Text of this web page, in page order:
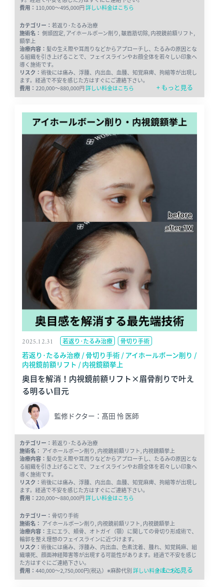
費用： 110,000～495,000円詳しい料金はこちら
カテゴリー： 若返り･たるみ治療
施術名： 側頭固定, アイホールボーン削り, 皺眉筋切除, 内視鏡前額リフト,
額挙上
治療内容： 髪の生え際や耳周りなどからアプローチし、たるみの原因とな
る組織を引き上げることで、フェイスラインやお顔全体を若々しい印象へ
導く施術です。
リスク： 術後には痛み、浮腫、内出血、血腫、知覚麻痺、拘縮等が出現し
ます。経過で不安を感じた方はすぐにご連絡下さい。
費用： 220,000～880,000円詳しい料金はこちら + もっと見る
2025.12.31 若返り･たるみ治療 骨切り手術
若返り･たるみ治療 / 骨切り手術 / アイホールボーン削り /
内視鏡前額リフト / 内視鏡額挙上
奥目を解消！内視鏡前額リフト×眉骨削りで叶え
る明るい目元
監修ドクター：髙田 怜 医師
カテゴリー： 若返り･たるみ治療
施術名： アイホールボーン削り, 内視鏡前額リフト, 内視鏡額挙上
治療内容： 髪の生え際や耳周りなどからアプローチし、たるみの原因とな
る組織を引き上げることで、フェイスラインやお顔全体を若々しい印象へ
導く施術です。
リスク： 術後には痛み、浮腫、内出血、血腫、知覚麻痺、拘縮等が出現し
ます。経過で不安を感じた方はすぐにご連絡下さい。
費用： 220,000～880,000円詳しい料金はこちら
カテゴリー： 骨切り手術
施術名： アイホールボーン削り, 内視鏡前額リフト, 内視鏡額挙上
治療内容： 主にエラ、頬骨、オトガイ（顎）に関しての骨切り形成術で、
輪郭を整え理想のフェイスラインに近づけます。
リスク： 術後には痛み、浮腫み、内出血、色素沈着、腫れ、知覚鈍麻、組
織壊死、顔面神経障害等が出現する可能性があります。経過で不安を感じ
た方はすぐにご連絡下さい。
費用： 440,000〜2,750,000円(税込）※麻酔代別詳しい料金はこちら
+ もっと見る